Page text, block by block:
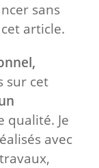
sans
article.
sur cet
qualité. Je
avec